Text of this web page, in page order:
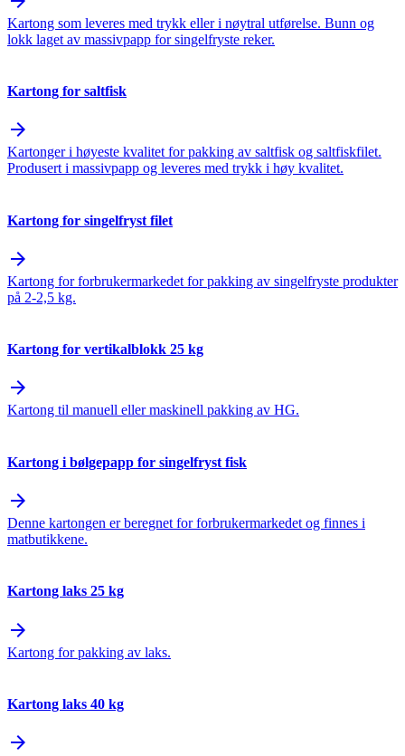
Kartong som leveres med trykk eller i nøytral utførelse. Bunn og
lokk laget av massivpapp for singelfryste reker.
Kartong for saltfisk
arrow_forward
Kartonger i høyeste kvalitet for pakking av saltfisk og saltfiskfilet.
Produsert i massivpapp og leveres med trykk i høy kvalitet.
Kartong for singelfryst filet
arrow_forward
Kartong for forbrukermarkedet for pakking av singelfryste produkter
på 2-2,5 kg.
Kartong for vertikalblokk 25 kg
arrow_forward
Kartong til manuell eller maskinell pakking av HG.
Kartong i bølgepapp for singelfryst fisk
arrow_forward
Denne kartongen er beregnet for forbrukermarkedet og finnes i
matbutikkene.
Kartong laks 25 kg
arrow_forward
Kartong for pakking av laks.
Kartong laks 40 kg
arrow_forward